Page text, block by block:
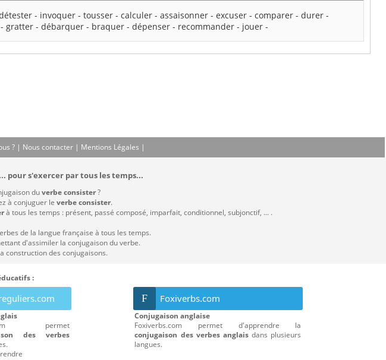
- invoquer -tousser -calculer -assaisonner -excuser -comparer -durer -
-gratter -débarquer - braquer -dépenser - recommander - jouer -
? | Nous contacter | Mentions Légales |
pour s'exercer par tous les temps...
duverbe consister?
à conjuguer le verbe consister.
à tous les temps : présent, passé composé, imparfait, conditionnel, subjonctif, ... .
de la langue française à tous les temps.
d'assimiler la conjugaison du verbe.
construction des conjugaisons.
:
permet
des verbes
F Foxiverbs.com
Conjugaison anglaise
Foxiverbs.com permet d'apprendre la
conjugaison des verbes anglaisdans plusieurs
langues.